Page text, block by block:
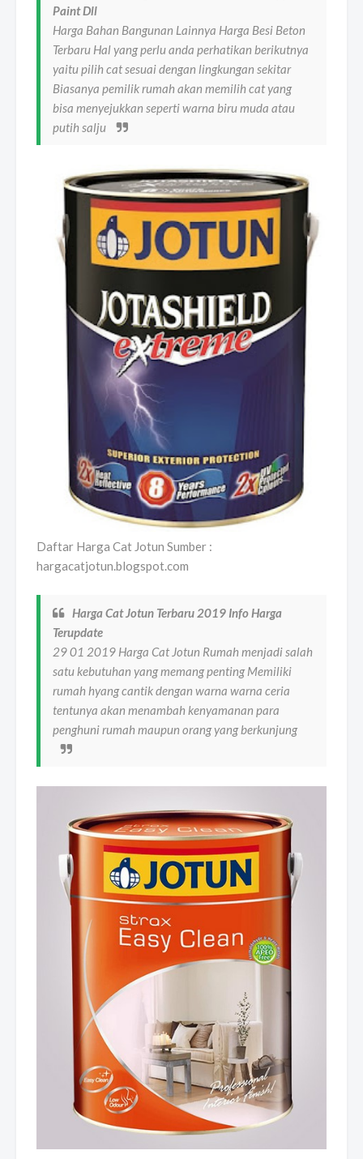
Paint Dll
Harga Bahan Bangunan Lainnya Harga Besi Beton
Terbaru Hal yang perlu anda perhatikan berikutnya
yaitu pilih cat sesuai dengan lingkungan sekitar
Biasanya pemilik rumah akan memilih cat yang
bisa menyejukkan seperti warna biru muda atau
putih salju
Daftar Harga Cat Jotun Sumber :
hargacatjotun.blogspot.com
Harga Cat Jotun Terbaru 2019 Info Harga
Terupdate
29 01 2019 Harga Cat Jotun Rumah menjadi salah
satu kebutuhan yang memang penting Memiliki
rumah hyang cantik dengan warna warna ceria
tentunya akan menambah kenyamanan para
penghuni rumah maupun orang yang berkunjung